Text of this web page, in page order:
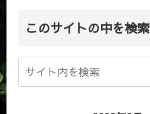
このサイトの中を検索